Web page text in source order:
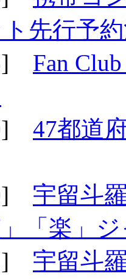
先行予
Fan
47都道
宇留斗
」「楽」
宇留斗